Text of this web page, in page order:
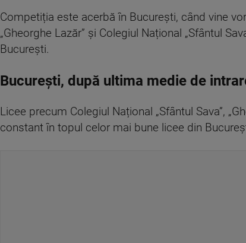
Competiția este acerbă în București, când vine
„Gheorghe Lazăr” și Colegiul Național „Sfântul
București.
București, după ultima medie de
Licee precum Colegiul Național „Sfântul Sava”,
constant în topul celor mai bune licee din